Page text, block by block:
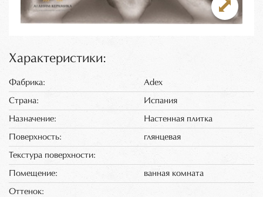
Характеристики:
Фабрика: Adex
Страна: Испания
Назначение: Настенная плитка
Поверхность: глянцевая
Текстура поверхности:
Помещение: ванная комната
Оттенок: